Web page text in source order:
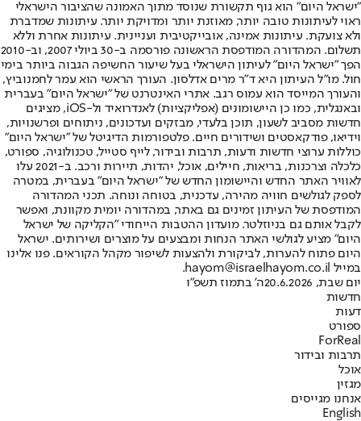
"ישראל היום" הוא גוף תקשורת שנוסד מתוך האמונה שהציבור הישראלי
ראוי לעיתונות טובה יותר, מאוזנת יותר ומדויקת יותר. עיתונות שמדברת
ולא צועקת. עיתונות אמינה, אובייקטיבית ועניינית. עיתונות אחרת וללא
תשלום. המהדורה המודפסת הראשונה פורסמה ב-30 ביולי 2007, וב-2010
הפך "ישראל היום" לעיתון הישראלי בעל שיעור החשיפה הגבוה ביותר בימי
חול. מו"ל העיתון היא ד"ר מרים אדלסון. העורך הראשי הוא עמר לחמנוביץ,
והעורך המייסד הוא עמוס רגב. אתרי האינטרנט של "ישראל היום" בעברית
ובאנגלית, כמו כן היישומונים (אפליקציות) לאנדרואיד ול-iOS, מציגים
חדשות מסביב לשעון, תוכן בלעדי, מבזקים ועדכונים, ניתוחים ופרשנויות,
וידיאו, פודקאסטים ושידורים חיים. פלטפורמות הדיגיטל של "ישראל היום"
כוללות ערוצי חדשות ודעות, תרבות ובידור, לייף סטייל, טכנולוגיה, ספורט,
כלכלה וצרכנות, בריאות, חיילים, אוכל, יהדות, תיירות ורכב. ב-2021 עלו
לאוויר האתר החדש והיישומון החדש של "ישראל היום" בעברית, במטרה
לספק לגולשים חוויה מהירה, עדכנית, בטוחה ונוחה. תכני המהדורה
המודפסת של העיתון זמינים גם באתר, במהדורה יומית מקוונת, ואפשר
לקבל אותם גם בניוזלטר. מועדון ההטבות הייחודי "הקליקה של ישראל
היום" מציע לגולשי האתר הנחות ומבצעים על מוצרים ושירותים. ישראל
היום פתוח להערות, לביקורת ולהצעות לשיפור מקהל הקוראים. פנו אלינו
במייל hayom@israelhayom.co.il.
יום שבת, 20.6.2026
ה' בתמוז תשפ"ו
חדשות
דעות
ספורט
ForReal
תרבות ובידור
אוכל
מגזין
אנחנו מגייסים
English